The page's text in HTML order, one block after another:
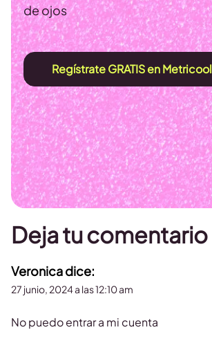
de ojos
Regístrate GRATIS en Metricool
Deja tu comentario
Veronicadice:
27 junio, 2024 a las 12:10 am
No puedo entrar a mi cuenta